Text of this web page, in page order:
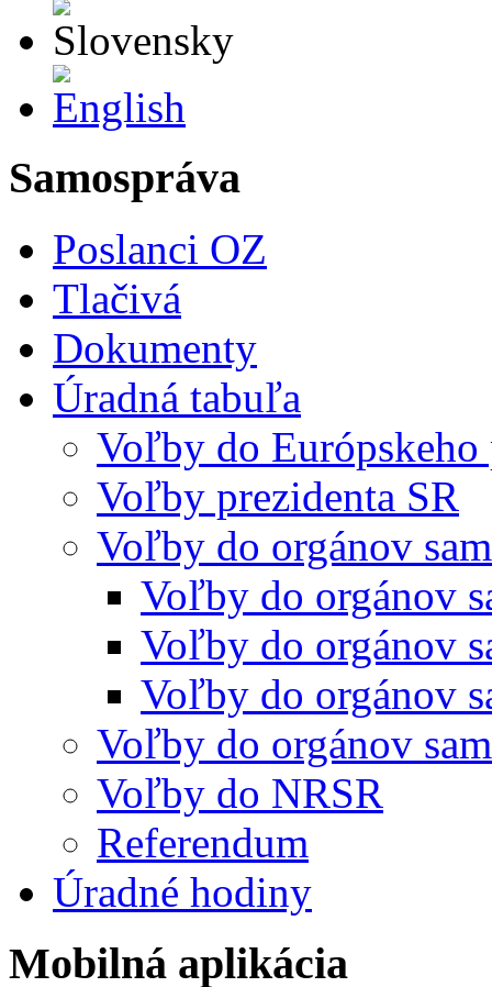
Samospráva
Poslanci OZ
Tlačivá
Dokumenty
Úradná tabuľa
Voľby do Európskeho
Voľby prezidenta SR
Voľby do orgánov
Voľby do orgánov
Voľby do orgánov
Voľby do orgánov
Voľby do orgánov
Voľby do NRSR
Referendum
Úradné hodiny
Mobilná aplikácia